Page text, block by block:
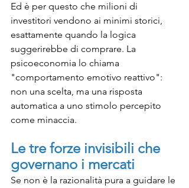
Ed è per questo che milioni di
investitori vendono ai minimi storici,
esattamente quando la logica
suggerirebbe di comprare. La
psicoeconomia lo chiama
"comportamento emotivo reattivo":
non una scelta, ma una risposta
automatica a uno stimolo percepito
come minaccia.
Le tre forze invisibili che
governano i mercati
Se non è la razionalità pura a guidare le